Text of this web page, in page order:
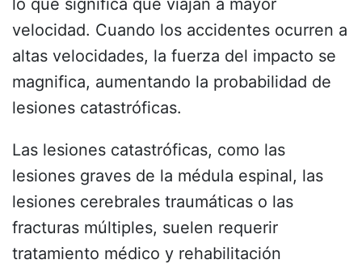
velocidad. Cuando los accidentes ocurren a
altas velocidades, la fuerza del impacto se
magnifica, aumentando la probabilidad de
lesiones catastróficas.
Las lesiones catastróficas, como las
lesiones graves de la médula espinal, las
lesiones cerebrales traumáticas o las
fracturas múltiples, suelen requerir
tratamiento médico y rehabilitación